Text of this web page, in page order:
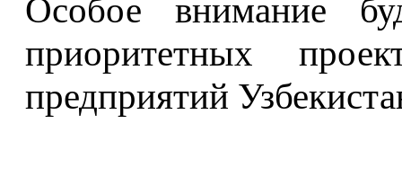
Особое внимание
приоритетных
предприятий